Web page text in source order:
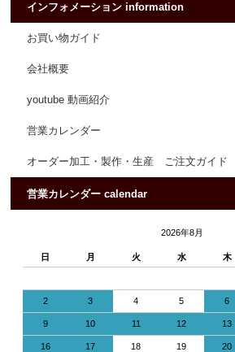
インフォメーション information
お買い物ガイド
会社概要
youtube 動画紹介
営業カレンダー
オーダー加工・製作・生産 ご注文ガイド
営業カレンダー calendar
2026年8月
日 月 火 水 木
2 3 4 5 6
9 10 11 12 13
16 17 18 19 20